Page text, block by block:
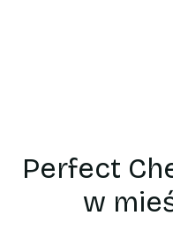
Perfect
w